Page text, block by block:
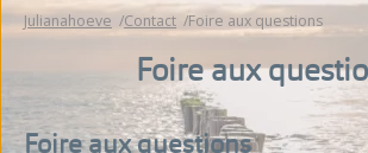
Julianahoeve Contact Foire aux questions
Foire aux
Foire aux questions